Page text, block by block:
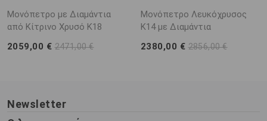
Μονόπετρο με Διαμάντια
από Κίτρινο Χρυσό K18
2059,00 € 2471,00 €
Μονόπετρο Λευκόχρυσος
K14 με Διαμάντια
2380,00 € 2856,00 €
Newsletter